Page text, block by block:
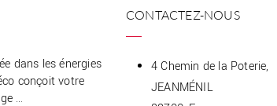
dans les énergies
conçoit votre
…
CONTACTEZ-NOUS
4 Chemin de la Poterie,
JEANMÉNIL